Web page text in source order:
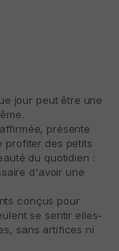
jour peut être une
présente
profiter des petits
du quotidien :
d'avoir une
conçus pour
se sentir elles-
sans artifices ni